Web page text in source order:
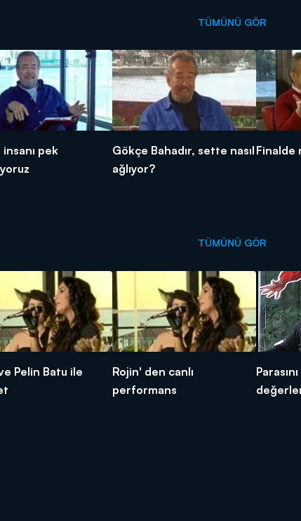
TÜMÜNÜ GÖR
pek
Gökçe Bahadır, sette nasıl
ağlıyor?
Finalde
TÜMÜNÜ GÖR
Pelin Batu ile
Rojin' den canlı
performans